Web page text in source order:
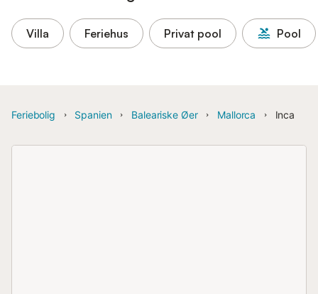
Villa Feriehus Privat pool Pool
Feriebolig Spanien Baleariske Øer Mallorca Inca